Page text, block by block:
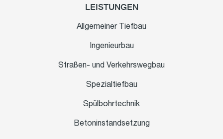
LEISTUNGEN
Allgemeiner Tiefbau
Ingenieurbau
Straßen- und Verkehrswegbau
Spezialtiefbau
Spülbohrtechnik
Betoninstandsetzung